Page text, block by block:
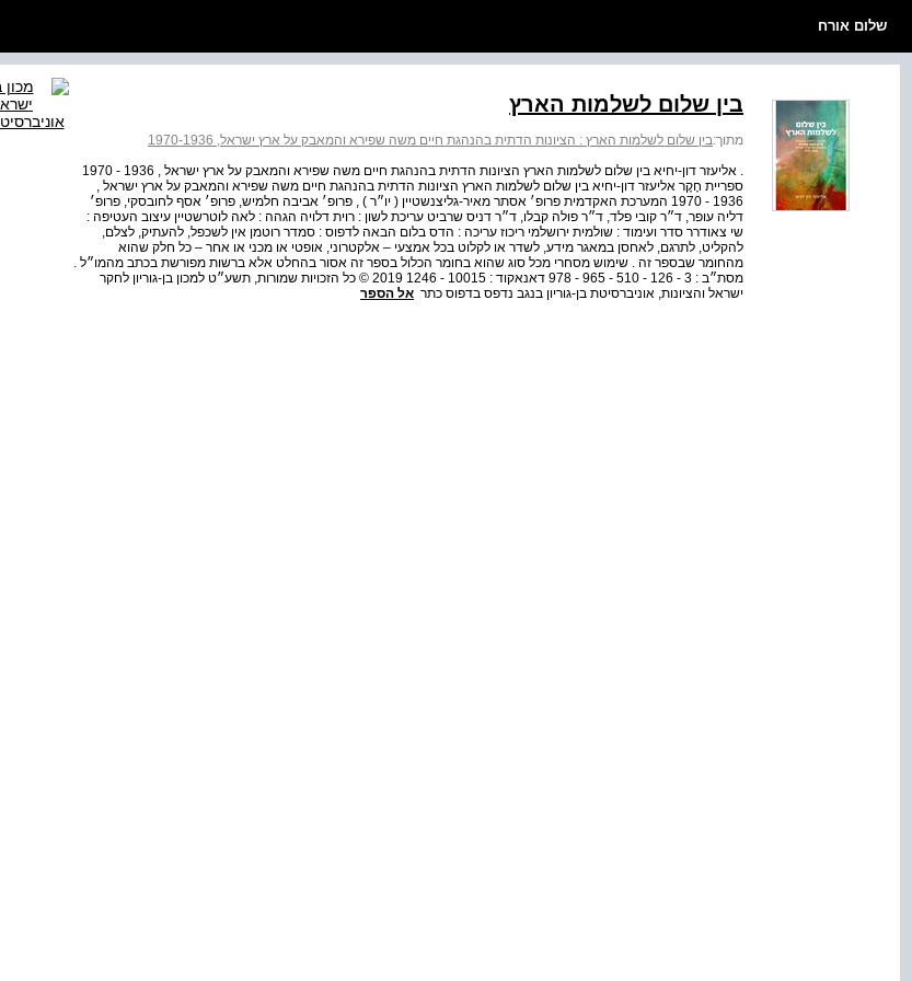
שלום אורח
בין שלום לשלמות הארץ
מתוך:בין שלום לשלמות הארץ : הציונות הדתית בהנהגת חיים משה שפירא והמאבק על ארץ ישראל, 1970-1936
. אליעזר דון-יחיא בין שלום לשלמות הארץ הציונות הדתית בהנהגת חיים משה שפירא והמאבק על ארץ ישראל , 1936 - 1970
ספריית חֶקֶר אליעזר דון-יחיא בין שלום לשלמות הארץ הציונות הדתית בהנהגת חיים משה שפירא והמאבק על ארץ ישראל ,
1936 - 1970 המערכת האקדמית פרופ׳ אסתר מאיר-גליצנשטיין ( יו״ר ) , פרופ׳ אביבה חלמיש, פרופ׳ אסף לחובסקי, פרופ׳
דליה עופר, ד״ר קובי פלד, ד״ר פולה קבלו, ד״ר דניס שרביט עריכת לשון : רוית דלויה הגהה : לאה לוטרשטיין עיצוב העטיפה :
שי צאודרר סדר ועימוד : שולמית ירושלמי ריכוז עריכה : הדס בלום הבאה לדפוס : סמדר רוטמן אין לשכפל, להעתיק, לצלם,
להקליט, לתרגם, לאחסן במאגר מידע, לשדר או לקלוט בכל אמצעי – אלקטרוני, אופטי או מכני או אחר – כל חלק שהוא
מהחומר שבספר זה . שימוש מסחרי מכל סוג שהוא בחומר הכלול בספר זה אסור בהחלט אלא ברשות מפורשת בכתב מהמו״ל .
מסת״ב : 3 - 126 - 510 - 965 - 978 דאנאקוד : 10015 - 1246 2019 © כל הזכויות שמורות, תשע״ט למכון בן-גוריון לחקר
ישראל והציונות, אוניברסיטת בן-גוריון בנגב נדפס בדפוס כתר אל הספר